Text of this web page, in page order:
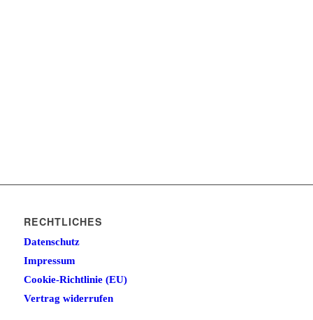
RECHTLICHES
Datenschutz
Impressum
Cookie-Richtlinie (EU)
Vertrag widerrufen